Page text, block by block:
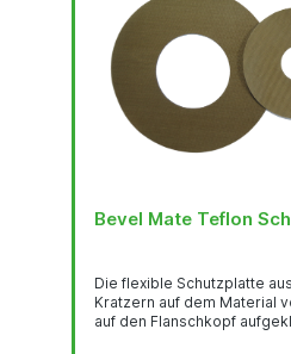
Bevel Mate Teflon
Die flexible Schutzplatte
Kratzern auf dem Material
auf den Flanschkopf